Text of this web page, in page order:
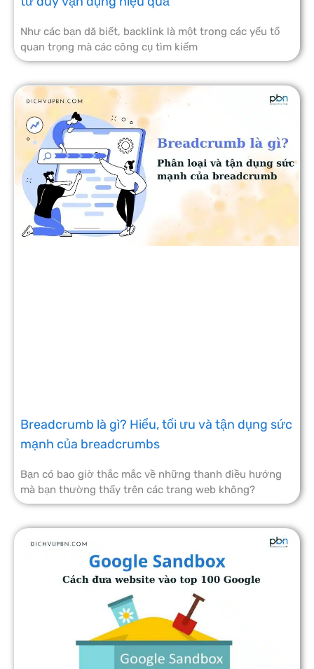
Như các bạn dã biết, backlink là một trong các yếu tố
quan trọng mà các công cụ tìm kiếm
Breadcrumb là gì? Hiểu, tối ưu và tận dụng sức
mạnh của breadcrumbs
Bạn có bao giờ thắc mắc về những thanh điều hướng
mà bạn thường thấy trên các trang web không?